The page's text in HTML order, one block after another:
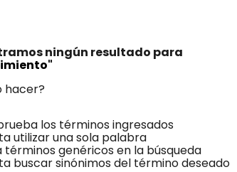
ningún resultado para
"
hacer?
los términos ingresados
utilizar una sola palabra
términos genéricos en la búsqueda
buscar sinónimos del término deseado